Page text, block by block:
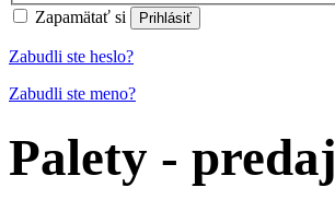
Zapamätať si
Zabudli ste heslo?
Zabudli ste meno?
Palety - predaj